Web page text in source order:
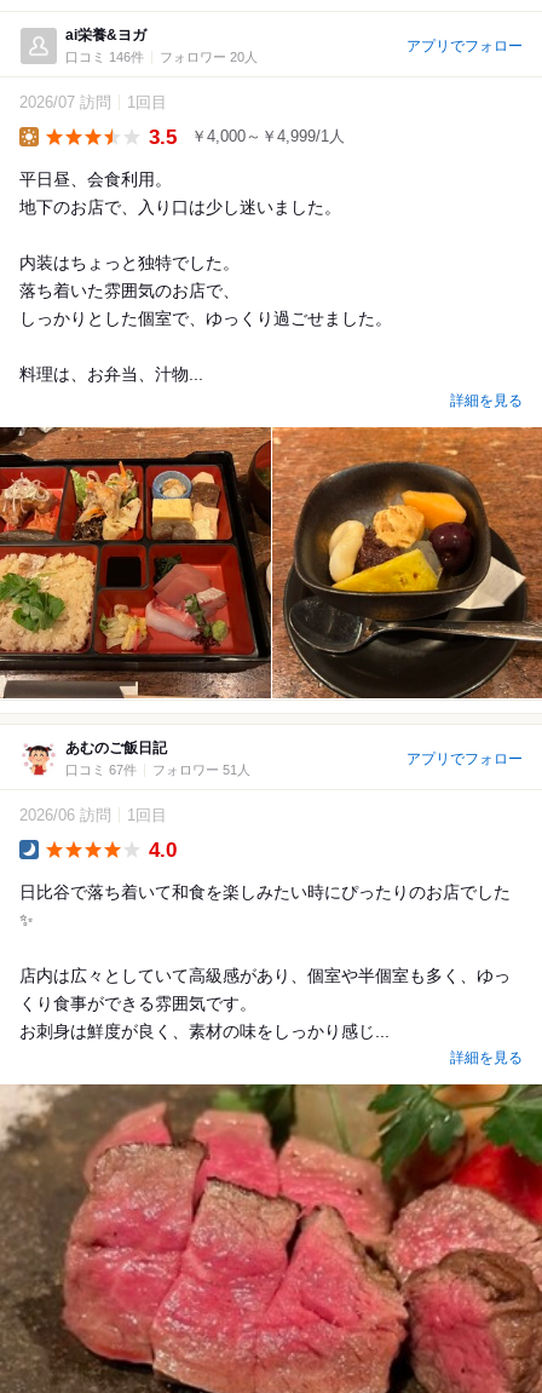
ai栄養&ヨガ
口コミ 146件 フォロワー 20人
アプリでフォロー
2026/07 訪問 1回目
3.5 ￥4,000～￥4,999/1人
平日昼、会食利用。
地下のお店で、入り口は少し迷いました。
内装はちょっと独特でした。
落ち着いた雰囲気のお店で、
しっかりとした個室で、ゆっくり過ごせました。
料理は、お弁当、汁物...
詳細を見る
あむのご飯日記
口コミ 67件 フォロワー 51人
アプリでフォロー
2026/06 訪問 1回目
4.0
日比谷で落ち着いて和食を楽しみたい時にぴったりのお店でした
✨
店内は広々としていて高級感があり、個室や半個室も多く、ゆっ
くり食事ができる雰囲気です。
お刺身は鮮度が良く、素材の味をしっかり感じ...
詳細を見る